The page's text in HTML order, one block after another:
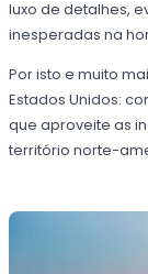
luxo de detalhes,
inesperadas na
Por isto e muito
Estados Unidos:
que aproveite as
território norte-